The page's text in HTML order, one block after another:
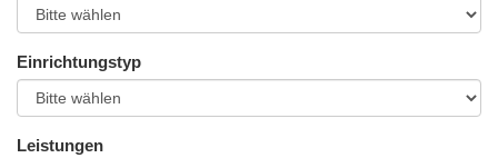
Einrichtungstyp
Leistungen